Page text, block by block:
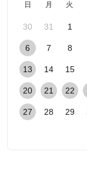
日 月 火
30 31 1
6 7 8
13 14 15
20 21 22
27 28 29